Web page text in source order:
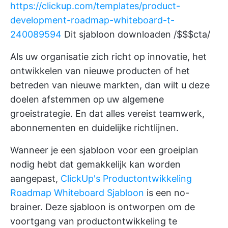
https://clickup.com/templates/product-
development-roadmap-whiteboard-t-
240089594 Dit sjabloon downloaden /$$$cta/
Als uw organisatie zich richt op innovatie, het
ontwikkelen van nieuwe producten of het
betreden van nieuwe markten, dan wilt u deze
doelen afstemmen op uw algemene
groeistrategie. En dat alles vereist teamwerk,
abonnementen en duidelijke richtlijnen.
Wanneer je een sjabloon voor een groeiplan
nodig hebt dat gemakkelijk kan worden
aangepast, ClickUp's Productontwikkeling
Roadmap Whiteboard Sjabloon is een no-
brainer. Deze sjabloon is ontworpen om de
voortgang van productontwikkeling te